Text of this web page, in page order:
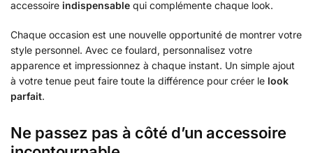
accessoire indispensable qui complémente chaque look.
Chaque occasion est une nouvelle opportunité de montrer votre
style personnel. Avec ce foulard, personnalisez votre
apparence et impressionnez à chaque instant. Un simple ajout
à votre tenue peut faire toute la différence pour créer le look
parfait.
Ne passez pas à côté d’un accessoire